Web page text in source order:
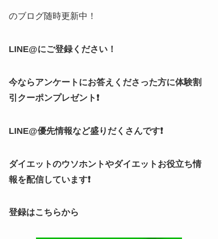
のブログ随時更新中！
LINE@にご登録ください！
今ならアンケートにお答えくださった方に体験割
引クーポンプレゼント❗
LINE@優先情報など盛りだくさんです❗
ダイエットのウソホントやダイエットお役立ち情
報を配信しています❗
登録はこちらから